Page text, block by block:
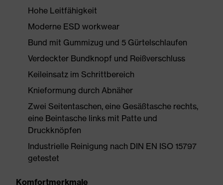
Hohe Leitfähigkeit
Moderne ESD workwear
Bund mit Gummizug und 5 Gürtelschlaufen
Verdeckter Bundknopf und Reißverschluss
Keileinsatz im Schrittbereich
Knieformung durch Abnäher
Zwei Seitentaschen, eine Gesäßtasche rechts,
eine Beintasche links mit Patte und
Druckknöpfen
Industrielle Reinigung nach DIN EN ISO 15797
getestet
Komfortmerkmale